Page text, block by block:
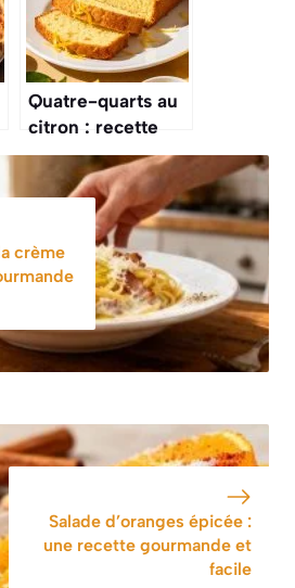
Quatre-quarts au
citron : recette
facile et
gourmande
crème
Salade d’oranges épicée :
une recette gourmande et
facile